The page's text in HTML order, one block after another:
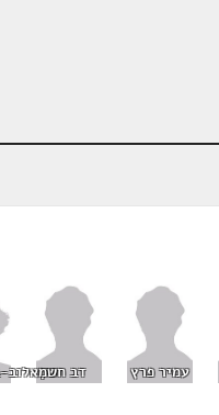
עמיר פרץ דב חניןשמאלוב-